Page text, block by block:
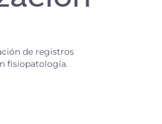
de registros
fisiopatología.